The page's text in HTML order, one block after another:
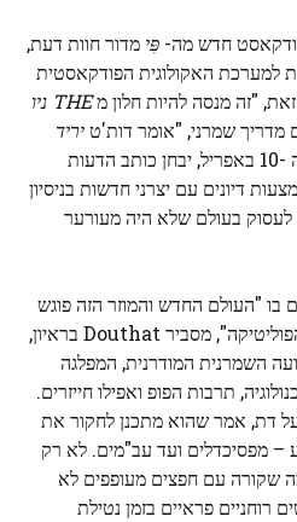
חדש מה- פִּי מדור חוות דעת,
למערכת האקולוגית הפודקאסטית
"זה מנסה להיות חלון מTHE ניו
שמרני, "אומר דות'טיריד
בכל יום חמישי, החל מה -10 באפריל, יבחן כותב הדעות
דיונים עם יצרני חדשות בניסיון
לעסוק בעולם שלא היה מעורער
"העולם החדש והמוזר הזה פוגש
את המציאות הקונקרטית של הפוליטיקה", מסביר Douthat בראיון,
השמרנית המודרנית, המפלגה
תרבות הפופ ואפילו חייזרים.
דת, אמר שהוא מתכנן לחקור את
– מפסיכדלים ועד עב"מים. לא רק
שקורה עם חפצים מעופפים לא
רוחניים פראיים בזמן נטילת